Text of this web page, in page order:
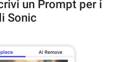
un Prompt per i
Sonic